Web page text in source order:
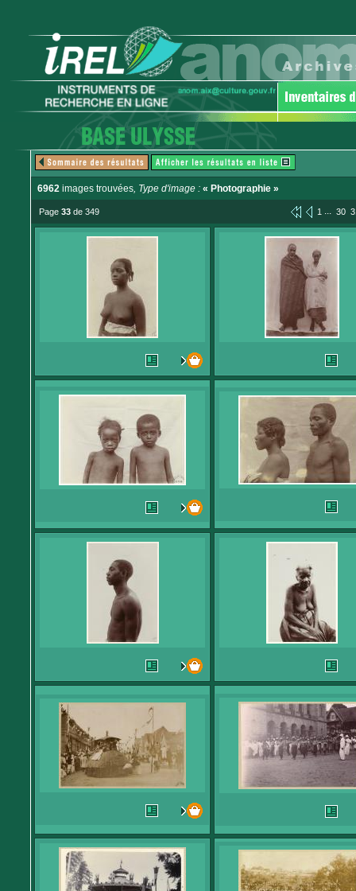
6962 images trouvées, Type d'image : « Photographie »
Page 33 de 349 1 ... 30